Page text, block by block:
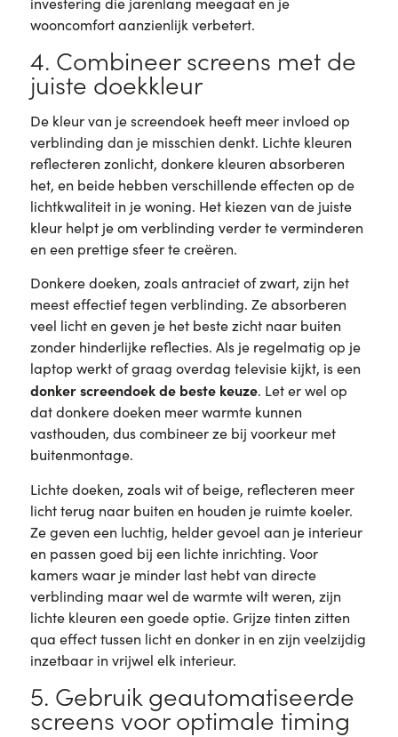
wooncomfort aanzienlijk verbetert.
4. Combineer screens met de
juiste doekkleur
De kleur van je screendoek heeft meer invloed op
verblinding dan je misschien denkt. Lichte kleuren
reflecteren zonlicht, donkere kleuren absorberen
het, en beide hebben verschillende effecten op de
lichtkwaliteit in je woning. Het kiezen van de juiste
kleur helpt je om verblinding verder te verminderen
en een prettige sfeer te creëren.
Donkere doeken, zoals antraciet of zwart, zijn het
meest effectief tegen verblinding. Ze absorberen
veel licht en geven je het beste zicht naar buiten
zonder hinderlijke reflecties. Als je regelmatig op je
laptop werkt of graag overdag televisie kijkt, is een
donker screendoek de beste keuze. Let er wel op
dat donkere doeken meer warmte kunnen
vasthouden, dus combineer ze bij voorkeur met
buitenmontage.
Lichte doeken, zoals wit of beige, reflecteren meer
licht terug naar buiten en houden je ruimte koeler.
Ze geven een luchtig, helder gevoel aan je interieur
en passen goed bij een lichte inrichting. Voor
kamers waar je minder last hebt van directe
verblinding maar wel de warmte wilt weren, zijn
lichte kleuren een goede optie. Grijze tinten zitten
qua effect tussen licht en donker in en zijn veelzijdig
inzetbaar in vrijwel elk interieur.
5. Gebruik geautomatiseerde
screens voor optimale timing